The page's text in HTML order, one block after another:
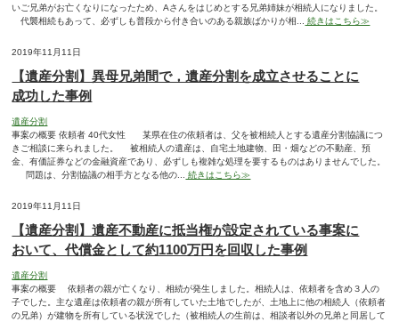
いご兄弟がお亡くなりになったため、Aさんをはじめとする兄弟姉妹が相続人になりました。
代襲相続もあって、必ずしも普段から付き合いのある親族ばかりが相...
続きはこちら≫
2019年11月11日
【遺産分割】異母兄弟間で，遺産分割を成立させることに
成功した事例
遺産分割
事案の概要 依頼者 40代女性 某県在住の依頼者は、父を被相続人とする遺産分割協議につ
きご相談に来られました。 被相続人の遺産は、自宅土地建物、田・畑などの不動産、預
金、有価証券などの金融資産であり、必ずしも複雑な処理を要するものはありませんでした。
問題は、分割協議の相手方となる他の... 続きはこちら≫
2019年11月11日
【遺産分割】遺産不動産に抵当権が設定されている事案に
おいて、代償金として約1100万円を回収した事例
遺産分割
事案の概要 依頼者の親が亡くなり、相続が発生しました。相続人は、依頼者を含め３人の
子でした。主な遺産は依頼者の親が所有していた土地でしたが、土地上に他の相続人（依頼者
の兄弟）が建物を所有している状況でした（被相続人の生前は、相談者以外の兄弟と同居して